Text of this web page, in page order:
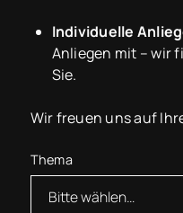
Individuelle
Anliegen mit – wir
Sie.
Wir freuen uns auf
Thema